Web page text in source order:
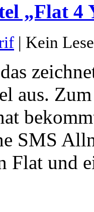
„Flat
| Kein
aus.
SMS
Flat und